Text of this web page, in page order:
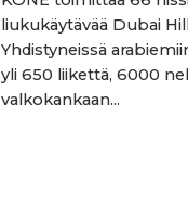
liukukäytävää Dubai
Yhdistyneissä
yli 650 liikettä, 6000
valkokankaan...